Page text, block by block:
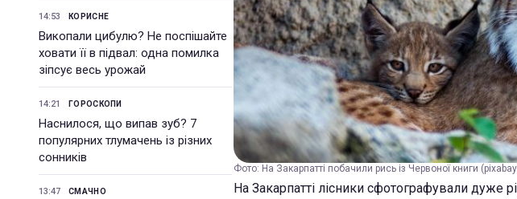
14:53 КОРИСНЕ
Викопали цибулю? Не поспішайте
ховати її в підвал: одна помилка
зіпсує весь урожай
14:21 ГОРОСКОПИ
Наснилося, що випав зуб? 7
популярних тлумачень із різних
сонників
13:47 СМАЧНО
Фото: На Закарпатті побачили рись із Червоної книги
На Закарпатті лісники сфотографували дуже